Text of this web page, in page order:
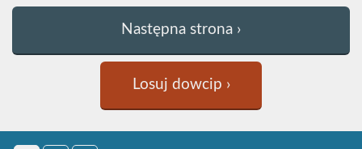
Następna strona ›
Losuj dowcip ›